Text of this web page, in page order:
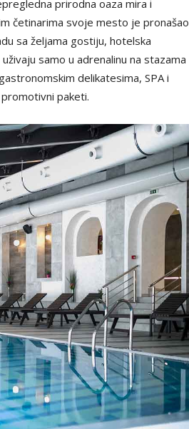
prirodna oaza mira i
četinarima svoje mesto je pronašao
sa željama gostiju, hotelska
samo u adrenalinu na stazama
delikatesima, SPA i
paketi.